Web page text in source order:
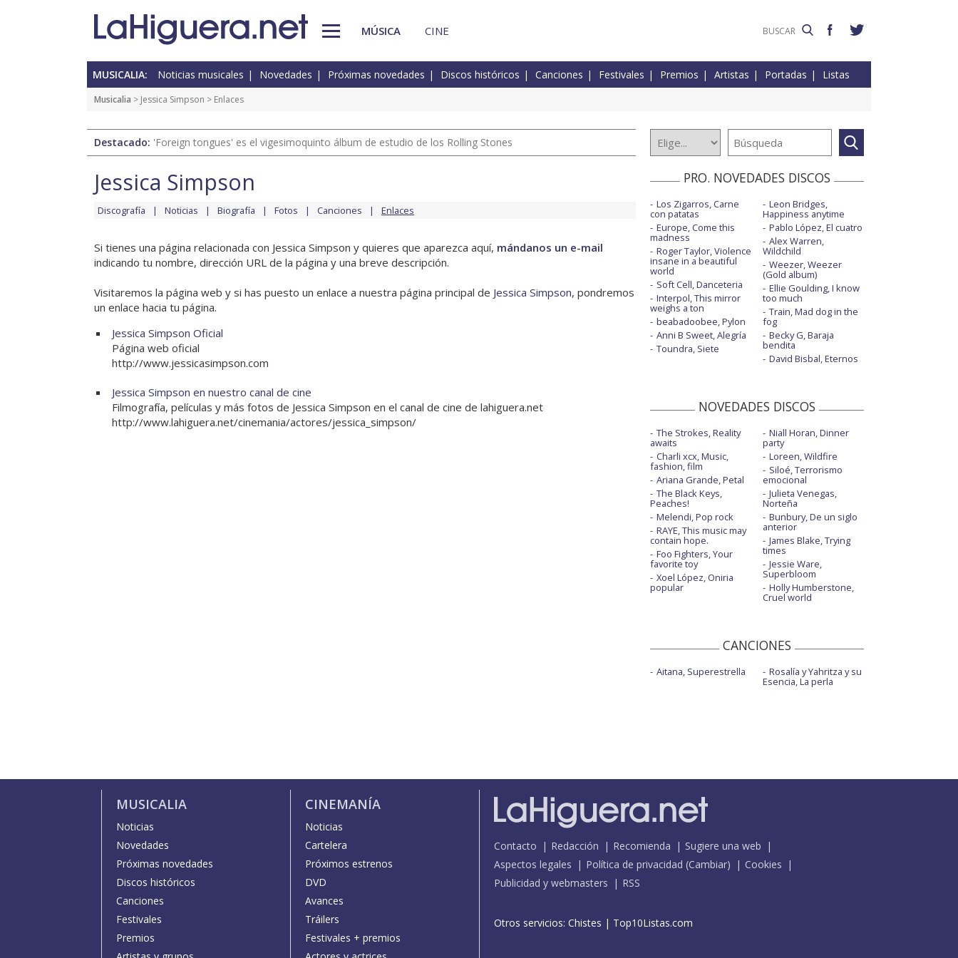
MÚSICA CINE
MUSICALIA: Noticias musicales Novedades Próximas novedades Discos históricos Canciones Festivales Premios Artistas Portadas Listas
Musicalia > Jessica Simpson > Enlaces
Destacado: 'Foreign tongues' es el vigesimoquinto álbum de estudio de los Rolling Stones
Jessica Simpson
Discografía Noticias Biografía Fotos Canciones Enlaces
Si tienes una página relacionada con Jessica Simpson y quieres que aparezca aquí, mándanos un e-mail
indicando tu nombre, dirección URL de la página y una breve descripción.
Visitaremos la página web y si has puesto un enlace a nuestra página principal de Jessica Simpson, pondremos
un enlace hacia tu página.
Jessica Simpson Oficial
Página web oficial
http://www.jessicasimpson.com
Jessica Simpson en nuestro canal de cine
Filmografía, películas y más fotos de Jessica Simpson en el canal de cine de lahiguera.net
http://www.lahiguera.net/cinemania/actores/jessica_simpson/
PRO. NOVEDADES DISCOS
Los Zigarros, Carne
con patatas
Europe, Come this
madness
Roger Taylor, Violence
insane in a beautiful
world
Soft Cell, Danceteria
Interpol, This mirror
weighs a ton
beabadoobee, Pylon
Anni B Sweet, Alegría
Toundra, Siete
Leon Bridges,
Happiness anytime
Pablo López, El cuatro
Alex Warren,
Wildchild
Weezer, Weezer
(Gold album)
Ellie Goulding, I know
too much
Train, Mad dog in the
fog
Becky G, Baraja
bendita
David Bisbal, Eternos
NOVEDADES DISCOS
The Strokes, Reality
awaits
Charli xcx, Music,
fashion, film
Ariana Grande, Petal
The Black Keys,
Peaches!
Melendi, Pop rock
RAYE, This music may
contain hope.
Foo Fighters, Your
favorite toy
Xoel López, Oniria
popular
Niall Horan, Dinner
party
Loreen, Wildfire
Siloé, Terrorismo
emocional
Julieta Venegas,
Norteña
Bunbury, De un siglo
anterior
James Blake, Trying
times
Jessie Ware,
Superbloom
Holly Humberstone,
Cruel world
CANCIONES
Aitana, Superestrella Rosalía y Yahritza y su
Esencia, La perla
MUSICALIA
Noticias
Novedades
Próximas novedades
Discos históricos
Canciones
Festivales
Premios
CINEMANÍA
Noticias
Cartelera
Próximos estrenos
DVD
Avances
Tráilers
Festivales + premios
Contacto Redacción Recomienda
Sugiere una web
Aspectos legales
Política de privacidad (Cambiar)
Cookies
Publicidad y webmasters
RSS
Otros servicios: Chistes | Top10Listas.com